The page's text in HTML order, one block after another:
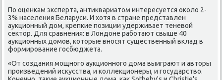
По оценкам эксперта, антиквариатом интересуется около 2-
3% населения Беларуси. И хотя в стране представлен
аукционный дом, крепкие позиции удерживает теневой
сектор. Для сравнения: в Лондоне работают свыше 40
аукционных домов, которые вносят существенный вклад в
формирование госбюджета.
«От создания мощного аукционного дома выиграют и авторы
произведений искусства, и коллекционеры, и государство.